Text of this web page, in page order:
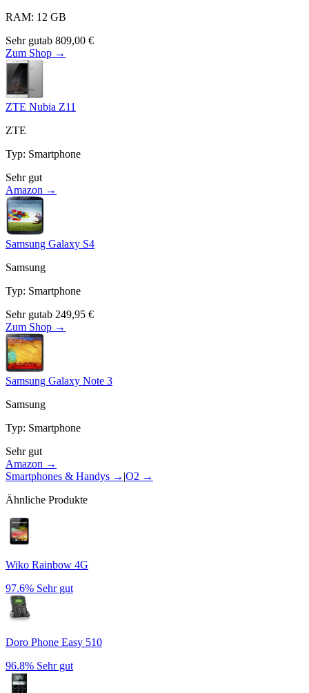
RAM: 12 GB
Sehr gutab 809,00 €
Zum Shop →
ZTE Nubia Z11
ZTE
Typ: Smartphone
Sehr gut
Amazon →
Samsung Galaxy S4
Samsung
Typ: Smartphone
Sehr gutab 249,95 €
Zum Shop →
Samsung Galaxy Note 3
Samsung
Typ: Smartphone
Sehr gut
Amazon →
Smartphones & Handys → |O2 →
Ähnliche Produkte
Wiko Rainbow 4G
97.6% Sehr gut
Doro Phone Easy 510
96.8% Sehr gut